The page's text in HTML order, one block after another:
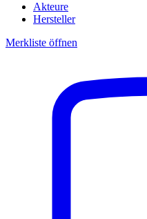
Akteure
Hersteller
Merkliste öffnen